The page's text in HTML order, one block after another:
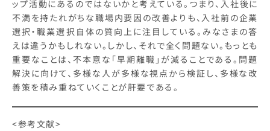
ップ活動にあるのではないかと考えている。つまり、入社後に
不満を持たれがちな職場内要因の改善よりも、入社前の企業
選択・職業選択自体の質向上に注目している。みなさまの答
えは違うかもしれない。しかし、それで全く問題ない。もっとも
重要なことは、不本意な「早期離職」が減ることである。問題
解決に向けて、多様な人が多様な視点から検証し、多様な改
善策を積み重ねていくことが肝要である。
<参考文献>